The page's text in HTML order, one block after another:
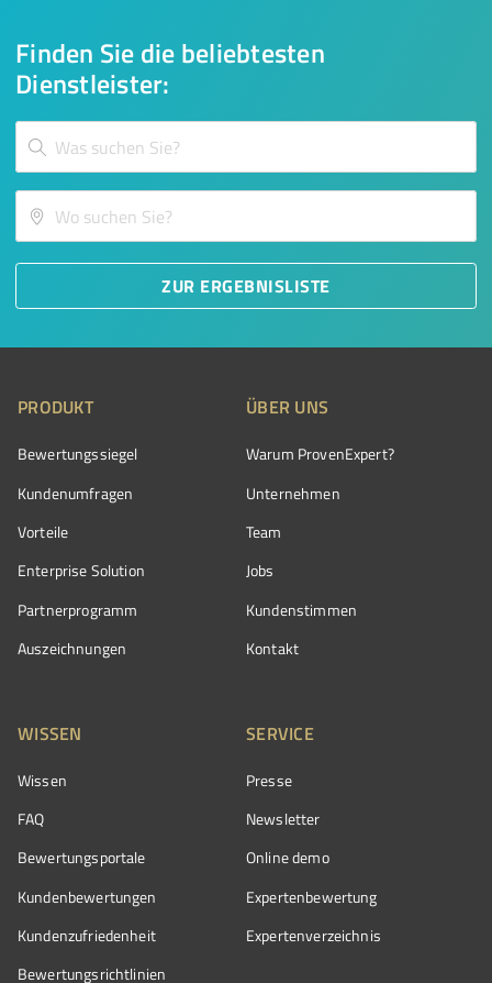
Finden Sie die beliebtesten
Dienstleister:
ZUR ERGEBNISLISTE
PRODUKT
Bewertungssiegel
Kundenumfragen
Vorteile
Enterprise Solution
Partnerprogramm
Auszeichnungen
ÜBER UNS
Warum ProvenExpert?
Unternehmen
Team
Jobs
Kundenstimmen
Kontakt
WISSEN
Wissen
FAQ
Bewertungsportale
Kundenbewertungen
Kundenzufriedenheit
Bewertungs­richtlinien
SERVICE
Presse
Newsletter
Online demo
Expertenbewertung
Expertenverzeichnis